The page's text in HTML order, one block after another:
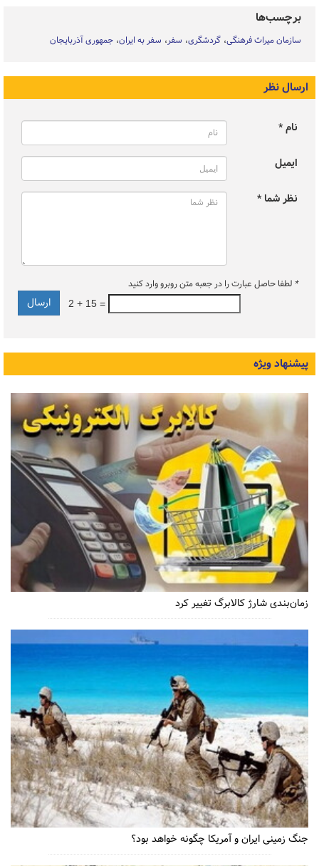
برچسب‌ها
سازمان میراث فرهنگی گردشگری سفر سفر به ایران جمهوری آذربایجان
ارسال نظر
نام *
ایمیل
نظر شما *
* لطفا حاصل عبارت را در جعبه متن روبرو وارد کنید
2 + 15 =
پیشنهاد ویژه
زمان‌بندی شارژ کالابرگ تغییر کرد
جنگ زمینی ایران و آمریکا چگونه خواهد بود؟